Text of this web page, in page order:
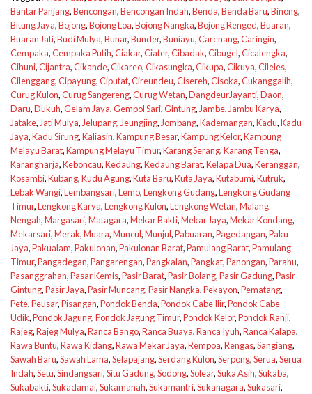
Bantar Panjang,Bencongan,Bencongan Indah,Benda,Benda Baru,Binong,
Bitung Jaya,Bojong,Bojong Loa,Bojong Nangka,Bojong Renged,Buaran,
Buaran Jati,Budi Mulya,Bunar,Bunder,Buniayu,Carenang,Caringin,
Cempaka,Cempaka Putih,Ciakar,Ciater,Cibadak,Cibugel,Cicalengka,
Cihuni,Cijantra,Cikande,Cikareo,Cikasungka,Cikupa,Cikuya,Cileles,
Cilenggang,Cipayung,Ciputat,Cireundeu,Cisereh,Cisoka,Cukanggalih,
Curug Kulon,Curug Sangereng,Curug Wetan,DangdeurJayanti,Daon,
Daru,Dukuh,Gelam Jaya,Gempol Sari,Gintung,Jambe,Jambu Karya,
Jatake,Jati Mulya,Jelupang,Jeungjing,Jombang,Kademangan,Kadu,Kadu
Jaya,Kadu Sirung,Kaliasin,Kampung Besar,Kampung Kelor,Kampung
Melayu Barat,Kampung Melayu Timur,Karang Serang,Karang Tenga,
Karangharja,Keboncau,Kedaung,Kedaung Barat,Kelapa Dua,Keranggan,
Kosambi,Kubang,Kudu Agung,Kuta Baru,Kuta Jaya,Kutabumi,Kutruk,
Lebak Wangi,Lembangsari,Lemo,Lengkong Gudang,Lengkong Gudang
Timur,Lengkong Karya,Lengkong Kulon,Lengkong Wetan,Malang
Nengah,Margasari,Matagara,Mekar Bakti,Mekar Jaya,Mekar Kondang,
Mekarsari,Merak,Muara,Muncul,Munjul,Pabuaran,Pagedangan,Paku
Jaya,Pakualam,Pakulonan,Pakulonan Barat,Pamulang Barat,Pamulang
Timur,Pangadegan,Pangarengan,Pangkalan,Pangkat,Panongan,Parahu,
Pasanggrahan,Pasar Kemis,Pasir Barat,Pasir Bolang,Pasir Gadung,Pasir
Gintung,Pasir Jaya,Pasir Muncang,Pasir Nangka,Pekayon,Pematang,
Pete,Peusar,Pisangan,Pondok Benda,Pondok Cabe Ilir,Pondok Cabe
Udik,Pondok Jagung,Pondok Jagung Timur,Pondok Kelor,Pondok Ranji,
Rajeg,Rajeg Mulya,Ranca Bango,Ranca Buaya,Ranca Iyuh,Ranca Kalapa,
Rawa Buntu,Rawa Kidang,Rawa Mekar Jaya,Rempoa,Rengas,Sangiang,
Sawah Baru,Sawah Lama,Selapajang,Serdang Kulon,Serpong,Serua,Serua
Indah,Setu,Sindangsari,Situ Gadung,Sodong,Solear,Suka Asih,Sukaba,
Sukabakti,Sukadamai,Sukamanah,Sukamantri,Sukanagara,Sukasari,